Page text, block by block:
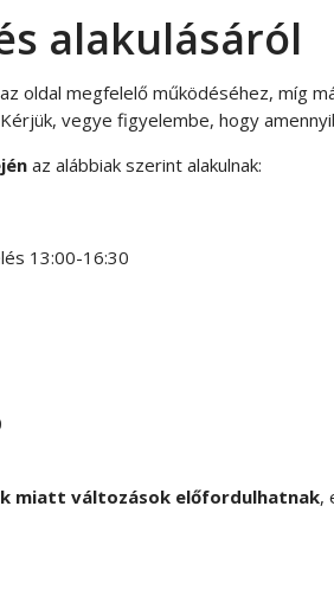
alakulásáról
az alábbiak szerint alakulnak:
13:00-16:30
miatt változások előfordulhatnak,
oldal megfelelő működéséhez, míg
vegye figyelembe, hogy